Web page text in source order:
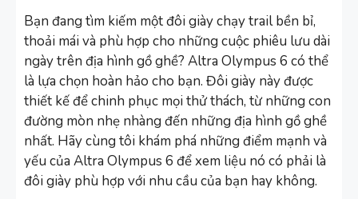
Bạn đang tìm kiếm một đôi giày chạy trail bền bỉ,
thoải mái và phù hợp cho những cuộc phiêu lưu dài
ngày trên địa hình gồ ghề? Altra Olympus 6 có thể
là lựa chọn hoàn hảo cho bạn. Đôi giày này được
thiết kế để chinh phục mọi thử thách, từ những con
đường mòn nhẹ nhàng đến những địa hình gồ ghề
nhất. Hãy cùng tôi khám phá những điểm mạnh và
yếu của Altra Olympus 6 để xem liệu nó có phải là
đôi giày phù hợp với nhu cầu của bạn hay không.